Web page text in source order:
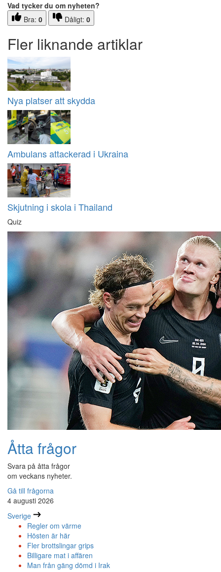
Vad tycker du om nyheten?
Bra: 0 Dåligt: 0
Fler liknande artiklar
Nya platser att skydda
Ambulans attackerad i Ukraina
Skjutning i skola i Thailand
Quiz
Åtta frågor
Svara på åtta frågor
om veckans nyheter.
Gå till frågorna
4 augusti 2026
Sverige
Regler om värme
Hösten är här
Fler brottslingar grips
Billigare mat i affären
Man från gäng dömd i Irak